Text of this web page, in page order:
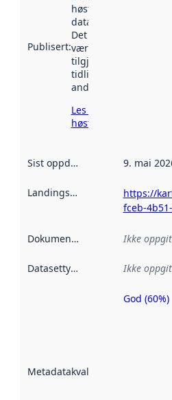
Publisert:
høstet av
data.norge.no.
Det kan ha
vært
tilgjengelig
tidligere
andre steder.
Les mer om
høsting her
Sist oppdatert 9. mai
Landingsside
https://
fceb-
Dokumentasjon Ikke
Datasettype Ikke
Metadatakvalitet
God (60%)